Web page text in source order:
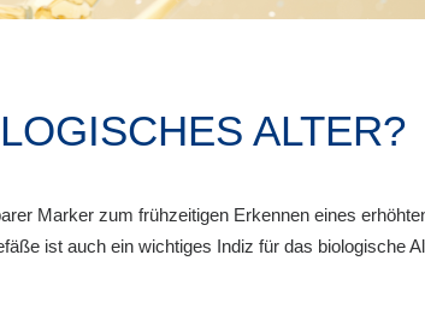
ALTER?
Marker zum frühzeitigen Erkennen eines
ist auch ein wichtiges Indiz für das biologische